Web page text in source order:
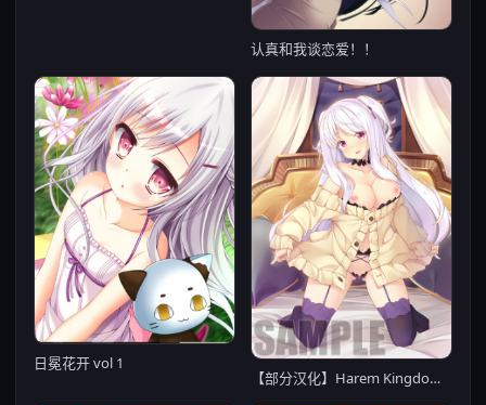
认真和我谈恋爱！！
日冕花开 vol 1
【部分汉化】Harem Kingdom -ハーレムキングダム-